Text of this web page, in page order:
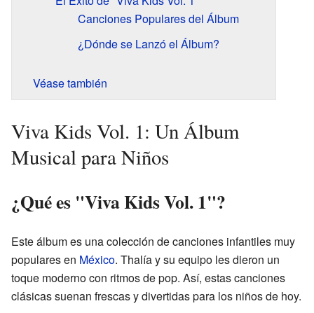
Canciones Populares del Álbum
¿Dónde se Lanzó el Álbum?
Véase también
Viva Kids Vol. 1: Un Álbum
Musical para Niños
¿Qué es "Viva Kids Vol. 1"?
Este álbum es una colección de canciones infantiles muy
populares en México. Thalía y su equipo les dieron un
toque moderno con ritmos de pop. Así, estas canciones
clásicas suenan frescas y divertidas para los niños de hoy.